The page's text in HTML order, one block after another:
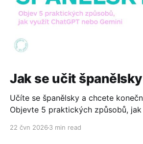
Jak se učit
Učíte se španělsky a chcete
Objevte 5 praktických způsobů,
22 čvn 2026 3 min read